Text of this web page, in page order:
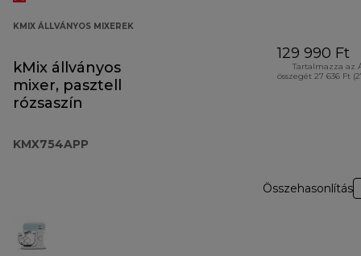
KMIX ÁLLVÁNYOS MIXEREK
kMix állványos
mixer, pasztell
rózsaszín
KMX754APP
129 990 Ft
Tartalmazza az
összegét 27 636 Ft
Összehasonlítás